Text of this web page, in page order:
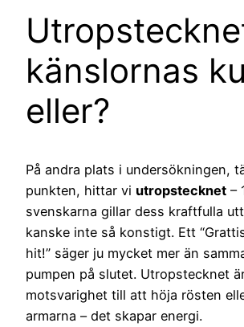
känslornas
eller?
På andra plats i undersökningen,
punkten, hittar vi utropstecknet –
svenskarna gillar dess kraftfulla
kanske inte så konstigt. Ett
hit!” säger ju mycket mer än
pumpen på slutet. Utropstecknet
motsvarighet till att höja rösten
armarna – det skapar energi.